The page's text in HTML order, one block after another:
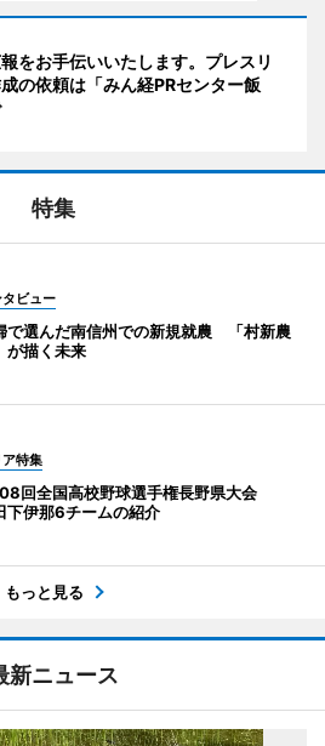
をお手伝いいたします。プレスリ
の依頼は「みん経PRセンター飯
特集
ビュー
で選んだ南信州での新規就農 「村新農
が描く未来
ア特集
回全国高校野球選手権長野県大会
下伊那6チームの紹介
もっと見る
新ニュース